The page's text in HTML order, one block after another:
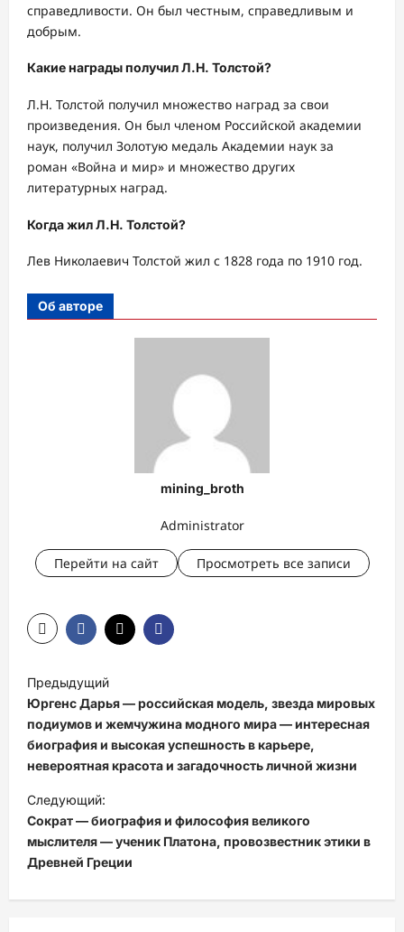
справедливости. Он был честным, справедливым и
добрым.
Какие награды получил Л.Н. Толстой?
Л.Н. Толстой получил множество наград за свои
произведения. Он был членом Российской академии
наук, получил Золотую медаль Академии наук за
роман «Война и мир» и множество других
литературных наград.
Когда жил Л.Н. Толстой?
Лев Николаевич Толстой жил с 1828 года по 1910 год.
Об авторе
mining_broth
Administrator
Перейти на сайт Просмотреть все записи
а
в
и
а
ц
и
я
Предыдущий
Юргенс Дарья — российская модель, звезда мировых
подиумов и жемчужина модного мира — интересная
биография и высокая успешность в карьере,
невероятная красота и загадочность личной жизни
Следующий:
Сократ — биография и философия великого
мыслителя — ученик Платона, провозвестник этики в
Древней Греции